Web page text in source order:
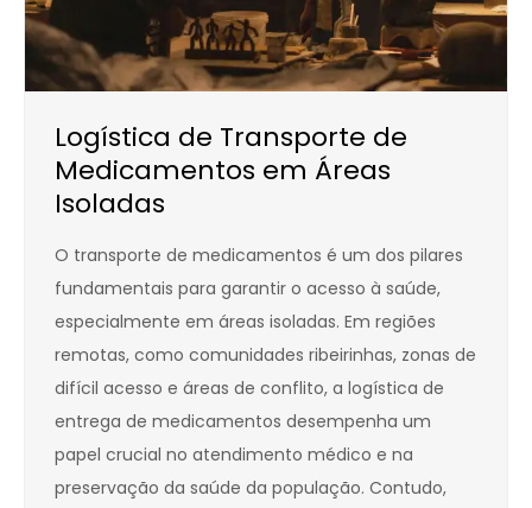
Logística de Transporte de
Medicamentos em Áreas
Isoladas
O transporte de medicamentos é um dos pilares
fundamentais para garantir o acesso à saúde,
especialmente em áreas isoladas. Em regiões
remotas, como comunidades ribeirinhas, zonas de
difícil acesso e áreas de conflito, a logística de
entrega de medicamentos desempenha um
papel crucial no atendimento médico e na
preservação da saúde da população. Contudo,